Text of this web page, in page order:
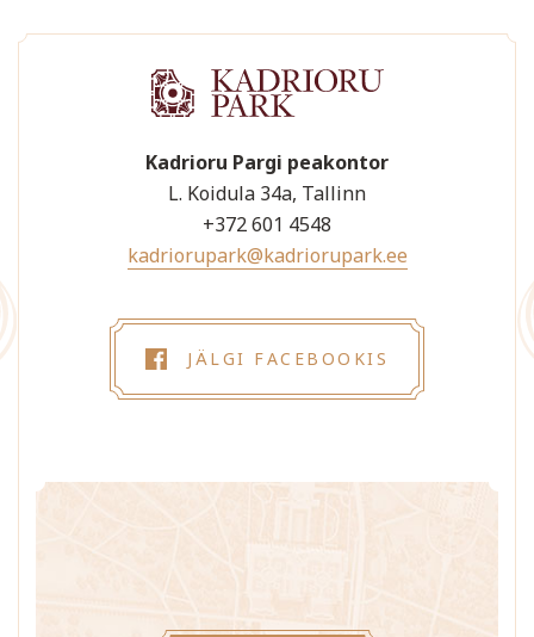
Kadrioru Pargi peakontor
L. Koidula 34a, Tallinn
+372 601 4548
kadriorupark@kadriorupark.ee
JÄLGI FACEBOOKIS